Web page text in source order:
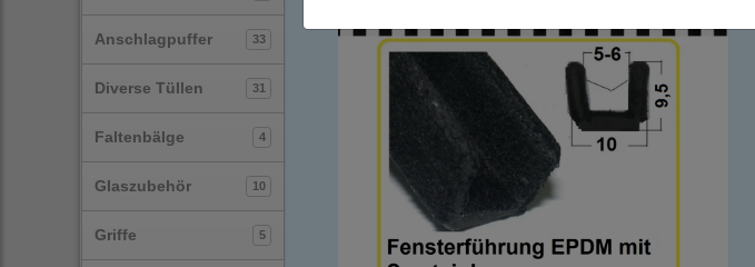
Anschlagpuffer 33
Diverse Tüllen 31
Faltenbälge 4
Glaszubehör 10
Griffe 5